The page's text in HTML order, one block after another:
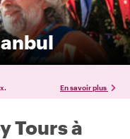
En savoir plus
Tours à